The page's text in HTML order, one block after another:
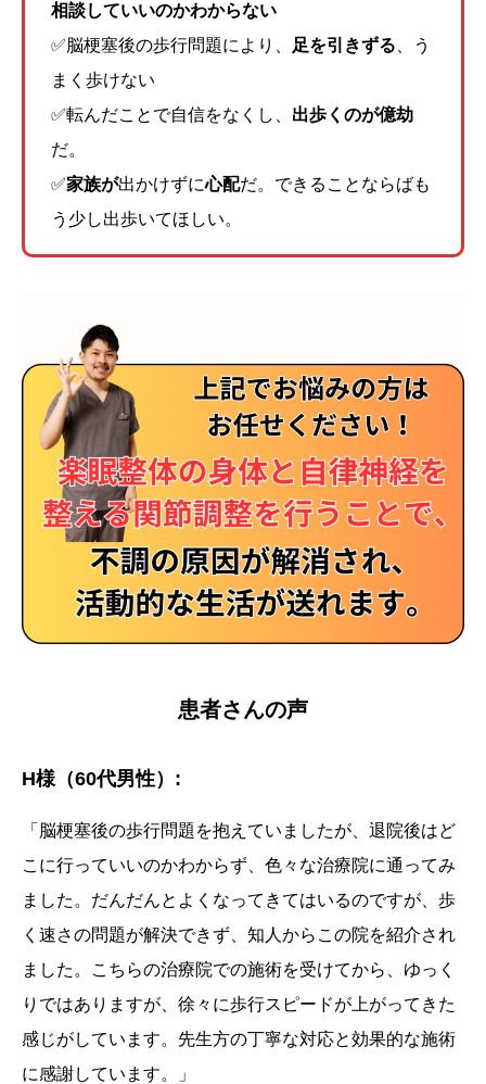
相談していいのかわからない
✅脳梗塞後の歩行問題により、
足を引きずる 、う
まく歩けない
✅転んだことで自信をなくし、 出歩くのが億劫
だ。
✅家族が出かけずに心配だ。できることならばも
う少し出歩いてほしい。
患者さんの声
H様（60代男性）:
「脳梗塞後の歩行問題を抱えていましたが、退院後はど
こに行っていいのかわからず、色々な治療院に通ってみ
ました。だんだんとよくなってきてはいるのですが、歩
く速さの問題が解決できず、知人からこの院を紹介され
ました。こちらの治療院での施術を受けてから、ゆっく
りではありますが、徐々に歩行スピードが上がってきた
感じがしています。先生方の丁寧な対応と効果的な施術
に感謝しています。」